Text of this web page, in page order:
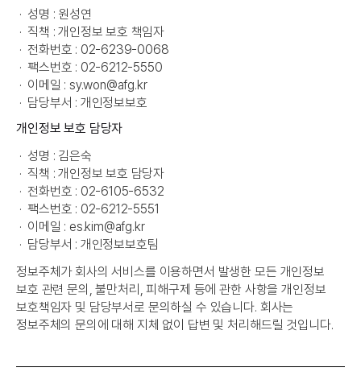
· 성명 : 원성연
· 직책 : 개인정보 보호 책임자
· 전화번호 : 02-6239-0068
· 팩스번호 : 02-6212-5550
· 이메일 :sy.won@afg.kr
· 담당부서 : 개인정보보호
개인정보 보호 담당자
· 성명 : 김은숙
· 직책 : 개인정보 보호 담당자
· 전화번호 : 02-6105-6532
· 팩스번호 : 02-6212-5551
· 이메일 : es.kim@afg.kr
· 담당부서 : 개인정보보호팀
정보주체가 회사의 서비스를 이용하면서 발생한 모든 개인정보
보호 관련 문의, 불만처리, 피해구제 등에 관한 사항을 개인정보
보호책임자 및 담당부서로 문의하실 수 있습니다. 회사는
정보주체의 문의에 대해 지체 없이 답변 및 처리해드릴 것입니다.